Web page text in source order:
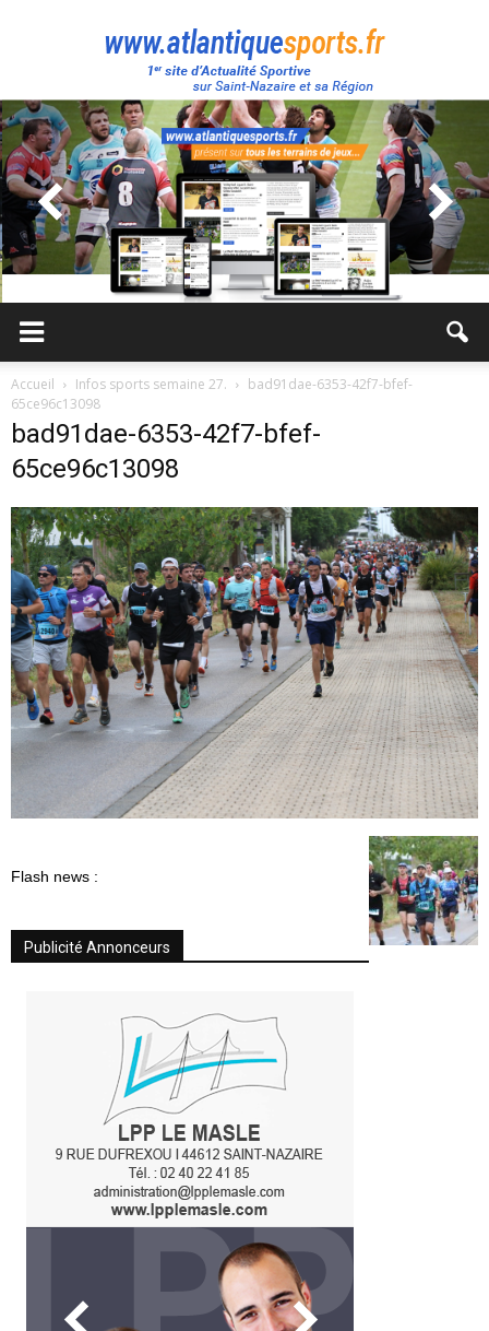
Atlantique
Sport
Accueil Infos sports semaine 27.
bad91dae-6353-42f7-bfef-
65ce96c13098
bad91dae-6353-42f7-bfef-
65ce96c13098
Flash news :
Publicité Annonceurs